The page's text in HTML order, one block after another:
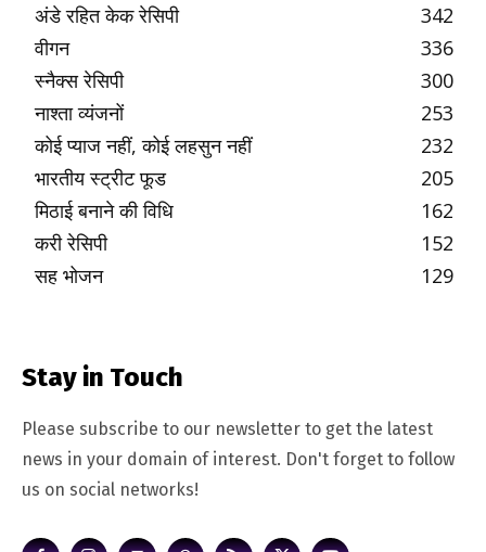
अंडे रहित केक रेसिपी
342
वीगन
336
स्नैक्स रेसिपी
300
नाश्ता व्यंजनों
253
कोई प्याज नहीं, कोई लहसुन नहीं
232
भारतीय स्ट्रीट फूड
205
मिठाई बनाने की विधि
162
करी रेसिपी
152
सह भोजन
129
Stay in Touch
Please subscribe to our newsletter to get the latest
news in your domain of interest. Don't forget to follow
us on social networks!